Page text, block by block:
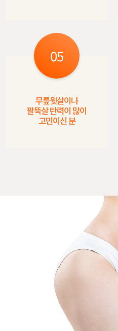
05
무릎윗살이나
팔뚝살 탄력이 많이
고민이신 분